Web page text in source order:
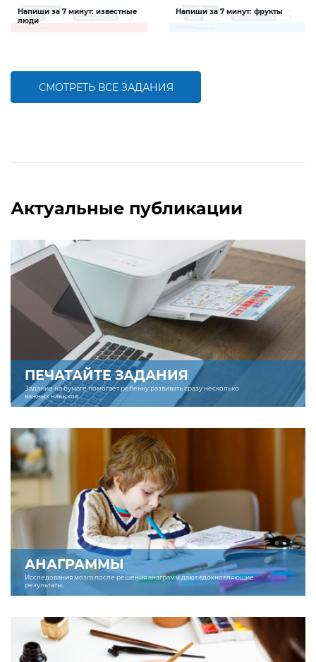
Напиши за 7 минут: известные
люди
Напиши за 7 минут: фрукты
СМОТРЕТЬ ВСЕ ЗАДАНИЯ
Актуальные публикации
ПЕЧАТАЙТЕ ЗАДАНИЯ
Задание на бумаге помогает ребенку развивать сразу несколько
важных навыков.
АНАГРАММЫ
Исследования мозга после решения анаграмм дают вдохновляющие
результаты.